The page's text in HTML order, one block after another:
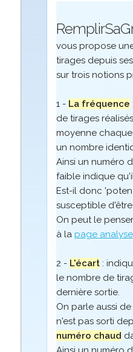
vous propose
tirages depuis
sur trois notions
1 - La fréquence
de tirages
moyenne
un nombre
Ainsi un numéro
faible indique
Est-il donc
susceptible
On peut le
à la page analyse
2 - L'écart:
le nombre de
dernière sortie.
On parle aussi de
n'est pas sorti
numéro chaud